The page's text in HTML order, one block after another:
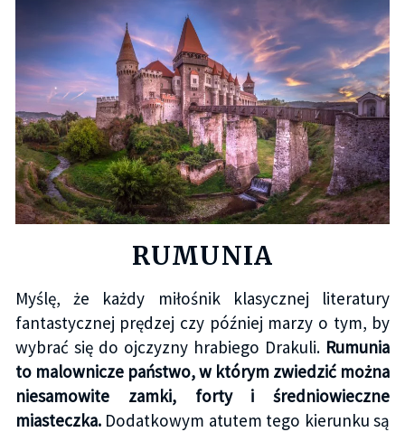
RUMUNIA
Myślę, że każdy miłośnik klasycznej literatury
fantastycznej prędzej czy później marzy o tym, by
wybrać się do ojczyzny hrabiego Drakuli. Rumunia
to malownicze państwo, w którym zwiedzić można
niesamowite zamki, forty i średniowieczne
miasteczka.Dodatkowym atutem tego kierunku są